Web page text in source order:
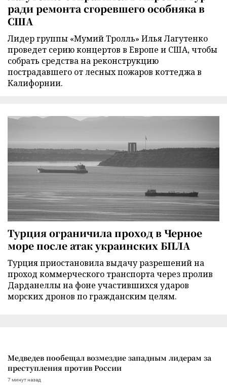
ради ремонта сгоревшего особняка в
США
Лидер группы «Мумий Тролль» Илья Лагутенко
проведет серию концертов в Европе и США, чтобы
собрать средства на реконструкцию
пострадавшего от лесных пожаров коттеджа в
Калифорнии.
Турция ограничила проход в Черное
море после атак украинских БПЛА
Турция приостановила выдачу разрешений на
проход коммерческого транспорта через пролив
Дарданеллы на фоне участившихся ударов
морских дронов по гражданским целям.
Медведев пообещал возмездие западным лидерам за
преступления против России
7 минут назад